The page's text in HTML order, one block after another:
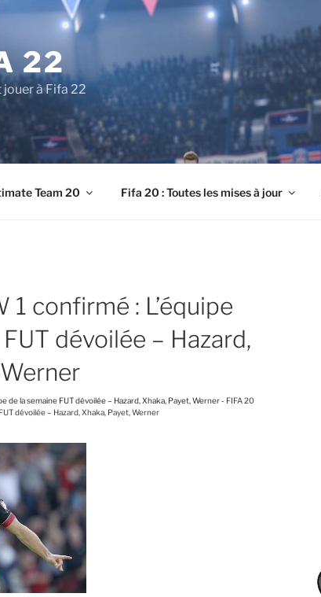
22
à Fifa 22
Team 20 Fifa 20 : Toutes les mises à jour
1 confirmé : L’équipe
dévoilée – Hazard,
de la semaine FUT dévoilée – Hazard, Xhaka, Payet, Werner- FIFA 20
dévoilée – Hazard, Xhaka, Payet, Werner